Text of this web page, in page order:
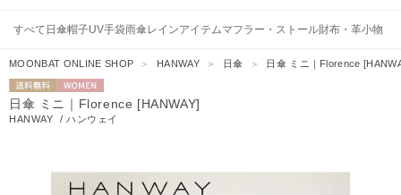
すべて 日傘帽子UV手袋雨傘レインアイテムマフラー・ストール財布・革小物
MOONBAT ONLINE SHOP ＞ HANWAY ＞ 日傘 ＞ 日傘 ミニ｜Florence
送料無料 WOMEN
日傘 ミニ｜Florence [HANWAY]
HANWAY /ハンウェイ